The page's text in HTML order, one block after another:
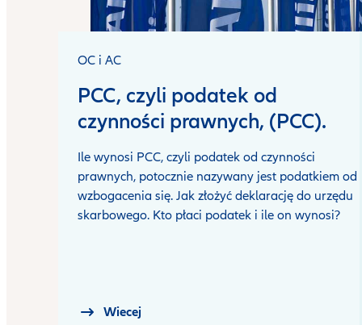
OC i AC
PCC, czyli podatek od
czynności prawnych, (PCC).
Ile wynosi PCC, czyli podatek od czynności
prawnych, potocznie nazywany jest podatkiem od
wzbogacenia się. Jak złożyć deklarację do urzędu
skarbowego. Kto płaci podatek i ile on wynosi?
Wiecej